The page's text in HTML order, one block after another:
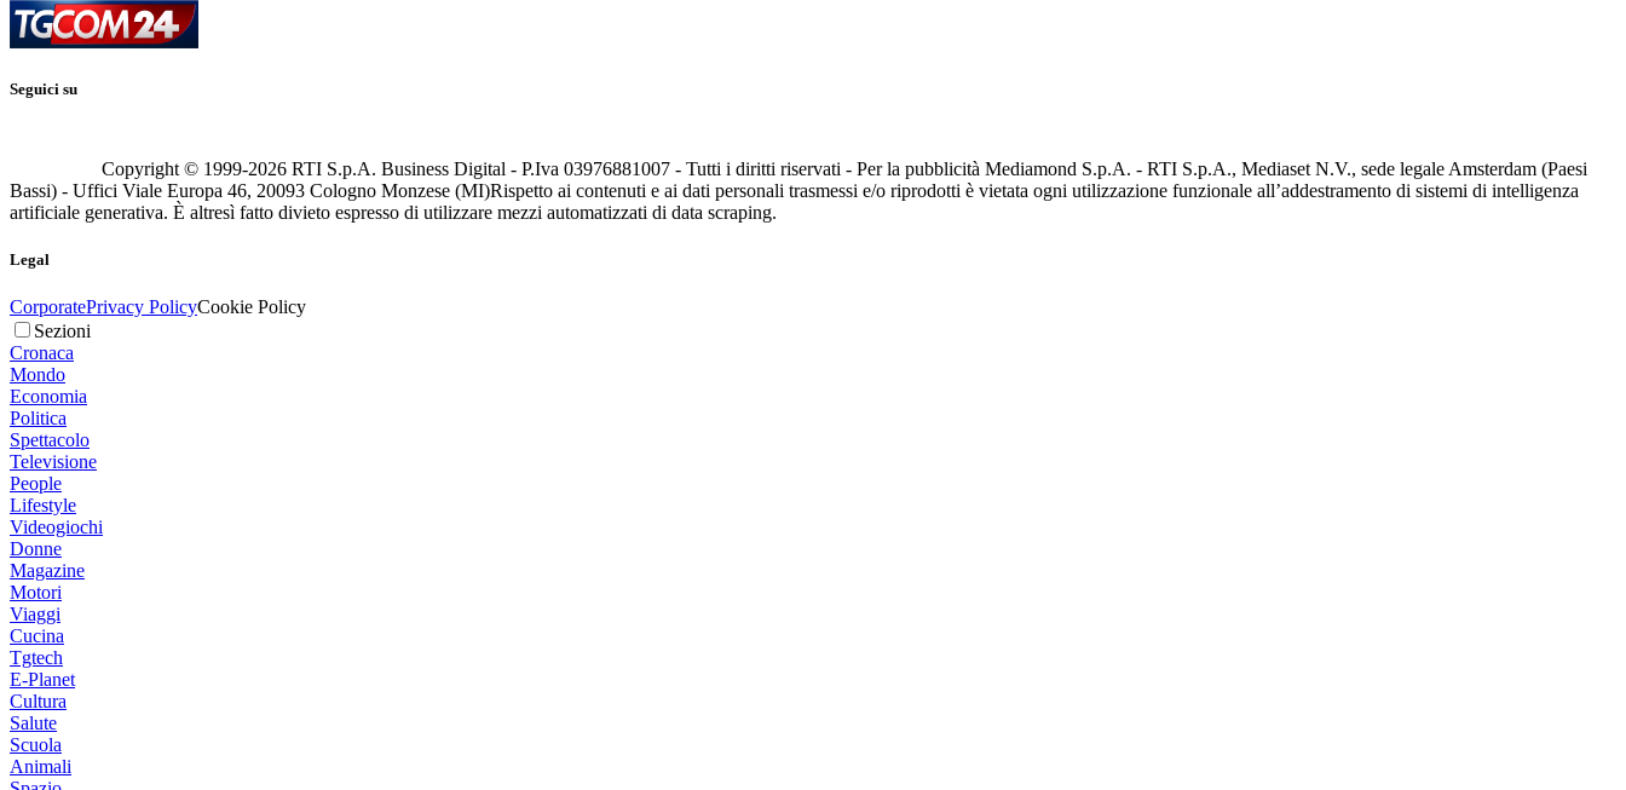
Seguici su
Copyright © 1999-2026 RTI S.p.A. Business Digital - P.Iva 03976881007 - Tutti i diritti riservati - Per la pubblicità Mediamond S.p.A. - RTI S.p.A., Mediaset N.V., sede legale Amsterdam (Paesi
Bassi) - Uffici Viale Europa 46, 20093 Cologno Monzese (MI)Rispetto ai contenuti e ai dati personali trasmessi e/o riprodotti è vietata ogni utilizzazione funzionale all’addestramento di sistemi di intelligenza
artificiale generativa. È altresì fatto divieto espresso di utilizzare mezzi automatizzati di data scraping.
Legal
CorporatePrivacy PolicyCookie Policy
Sezioni
Cronaca
Mondo
Economia
Politica
Spettacolo
Televisione
People
Lifestyle
Videogiochi
Donne
Magazine
Motori
Viaggi
Cucina
Tgtech
E-Planet
Cultura
Salute
Scuola
Animali